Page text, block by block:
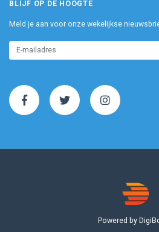
BLIJF OP DE HOOGTE
Meld je aan voor onze wekelijkse
Powered by